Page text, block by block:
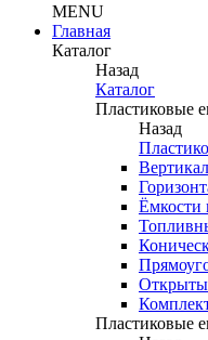
MENU
Главная
Каталог
Назад
Каталог
Пластиковые
Назад
Ёмкости
Пластиковые